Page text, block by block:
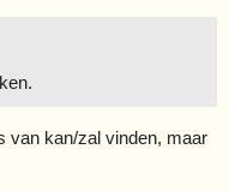
van kan/zal vinden, maar